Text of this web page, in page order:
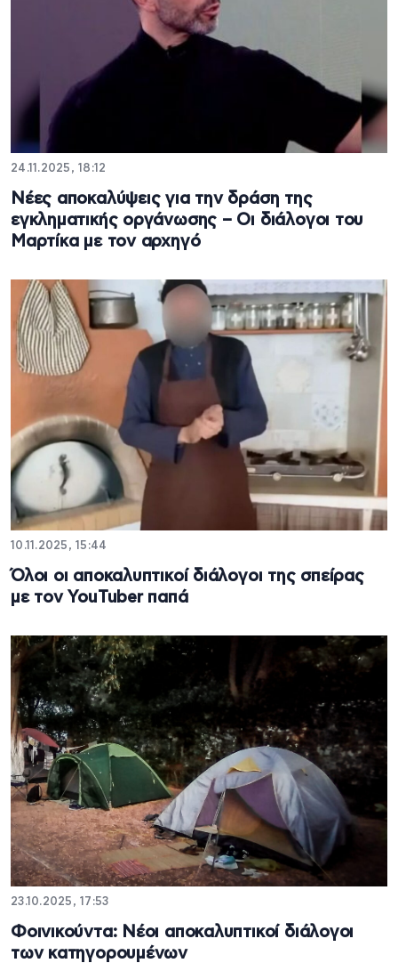
24.11.2025, 18:12
Νέες αποκαλύψεις για την δράση της
εγκληματικής οργάνωσης – Οι διάλογοι του
Μαρτίκα με τον αρχηγό
10.11.2025, 15:44
Όλοι οι αποκαλυπτικοί διάλογοι της σπείρας
με τον YouTuber παπά
23.10.2025, 17:53
Φοινικούντα: Νέοι αποκαλυπτικοί διάλογοι
των κατηγορουμένων